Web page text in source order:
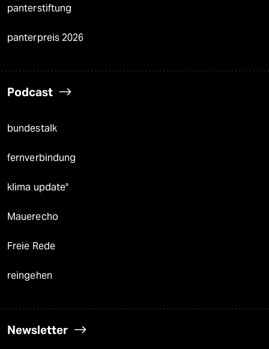
panterstiftung
panterpreis 2026
Podcast
bundestalk
fernverbindung
klima update°
Mauerecho
Freie Rede
reingehen
Newsletter